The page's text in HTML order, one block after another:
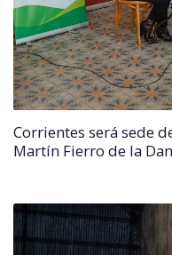
Corrientes será sede
Martín Fierro de la